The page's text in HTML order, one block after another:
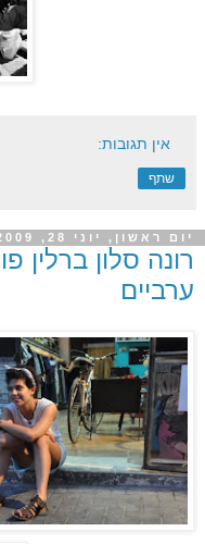
אין תגובות:
שתף
יום ראשון, יוני 28, 2009
רונה סלון ברלין
ערביים